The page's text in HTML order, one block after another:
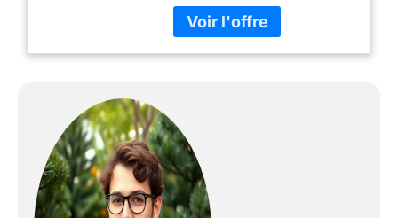
Rustique
fleur à faire soi-même :
attachée avec environ Tige
métallique flexible de 20,3 cm
de long, ces fleurs sont
d'utilisations : parfait pour
votre projet de bricolage, tels
que les centres de table, les
bouquets de mariage, les
boutonnières, les corsages,